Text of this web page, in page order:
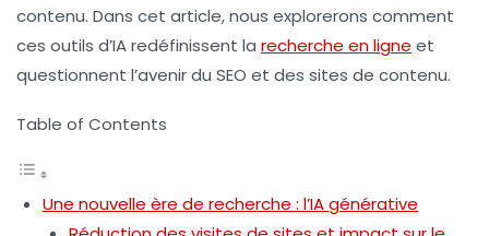
contenu. Dans cet article, nous explorerons comment
ces outils d’IA redéfinissent la recherche en ligne et
questionnent l’avenir du SEO et des sites de contenu.
Table of Contents
Une nouvelle ère de recherche : l’IA générative